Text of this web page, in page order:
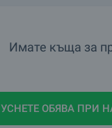
Имате къща за
ОБЯВА ПРИ